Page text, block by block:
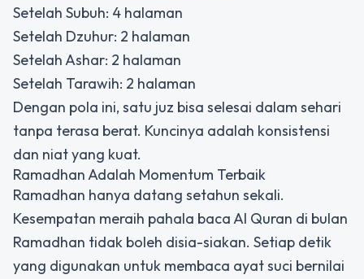
Setelah Subuh: 4 halaman
Setelah Dzuhur: 2 halaman
Setelah Ashar: 2 halaman
Setelah Tarawih: 2 halaman
Dengan pola ini, satu juz bisa selesai dalam sehari
tanpa terasa berat. Kuncinya adalah konsistensi
dan niat yang kuat.
Ramadhan Adalah Momentum Terbaik
Ramadhan hanya datang setahun sekali.
Kesempatan meraih pahala baca Al Quran di bulan
Ramadhan tidak boleh disia-siakan. Setiap detik
yang digunakan untuk membaca ayat suci bernilai